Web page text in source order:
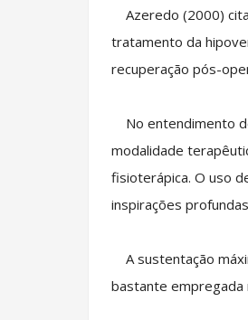
Azeredo (2000)
tratamento da
recuperação pós-
No entendimento
modalidade
fisioterápica. O uso
inspirações
A sustentação
bastante empregada